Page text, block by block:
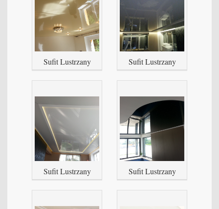
Sufit Lustrzany Sufit Lustrzany
Sufit Lustrzany Sufit Lustrzany